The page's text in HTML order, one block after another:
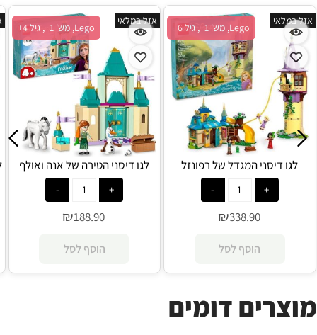
Lego, מש' 1+, גיל 4+
אזל במלאי
לגו דיסני הטירה של אנה ואולף
43204 - Lego
₪188.90
הוסף לסל
Lego, מש' 1+, גיל 6+
אזל במלאי
לגו דיסני המגדל של רפונזל
והברווזון המתרפק 43241 - Lego
₪338.90
הוסף לסל
מוצרים דומים